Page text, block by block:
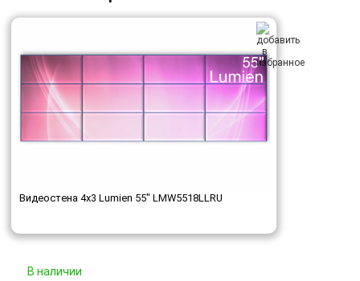
Видеостена 4x3 Lumien 55" LMW5518LLRU
В наличии